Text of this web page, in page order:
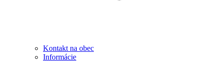
Kontakt na obec
Informácie